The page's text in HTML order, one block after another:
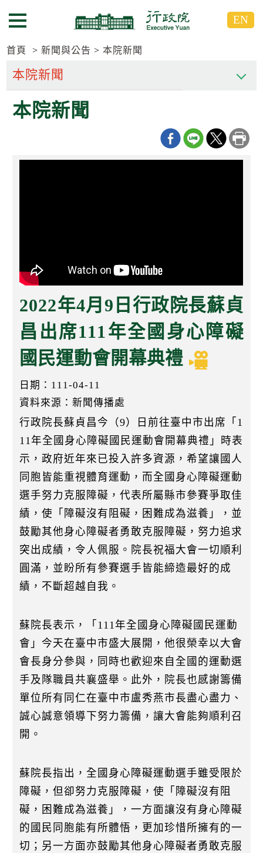
到
要
區
到
要
區
選單按鈕 EN
首頁 新聞與公告 本院新聞
本院新聞
2022年4月9日行政院長蘇貞
昌出席111年全國身心障礙
國民運動會開幕典禮
日期：111-04-11
資料來源：新聞傳播處
行政院長蘇貞昌今（9）日前往臺中市出席「1
11年全國身心障礙國民運動會開幕典禮」時表
示，政府近年來已投入許多資源，希望讓國人
同胞皆能重視體育運動，而全國身心障礙運動
選手努力克服障礙，代表所屬縣市參賽爭取佳
績，使「障礙沒有阻礙，困難成為滋養」，並
鼓勵其他身心障礙者勇敢克服障礙，努力追求
突出成績，令人佩服。院長祝福大會一切順利
圓滿，並盼所有參賽選手皆能締造最好的成
績，不斷超越自我。
蘇院長表示，「111年全國身心障礙國民運動
會」今天在臺中市盛大展開，他很榮幸以大會
會長身分參與，同時也歡迎來自全國的運動選
手及隊職員共襄盛舉。此外，院長也感謝籌備
單位所有同仁在臺中市盧秀燕市長盡心盡力、
誠心誠意領導下努力籌備，讓大會能夠順利召
開。
蘇院長指出，全國身心障礙運動選手雖受限於
障礙，但卻努力克服障礙，使「障礙沒有阻
礙，困難成為滋養」，一方面讓沒有身心障礙
的國民同胞能有所體悟，更加珍惜所擁有的一
切；另一方面亦鼓勵其他身心障礙者勇敢克服